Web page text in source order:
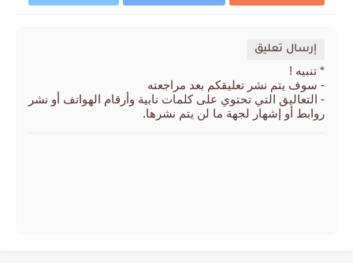
إرسال تعليق
* تنبيه !
- سوف يتم نشر تعليقكم بعد مراجعته
- التعاليق التي تحتوي على كلمات نابية وأرقام الهواتف أو نشر
روابط أو إشهار لجهة ما لن يتم نشرها.